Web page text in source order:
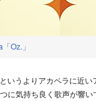
Oz.」
いうよりアカペラに近い
に気持ち良く歌声が響